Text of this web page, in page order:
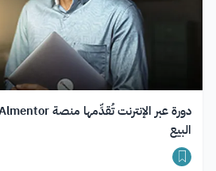
البيع